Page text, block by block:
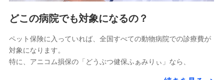
をお送りするため
アンケートの送付のため
分析するため
当社の対応品質向上やお問い合わせ内容の正確な把握のため
個人情報保護管理者の職名、連絡先
株式会社ドコモ・インシュアランス 営業部長
どこの病院でも対象になるの？
ペット保険に入っていれば、全国すべての動物病院での診療費が
対象になります。
特に、アニコム損保の「どうぶつ健保ふぁみりぃ」なら、